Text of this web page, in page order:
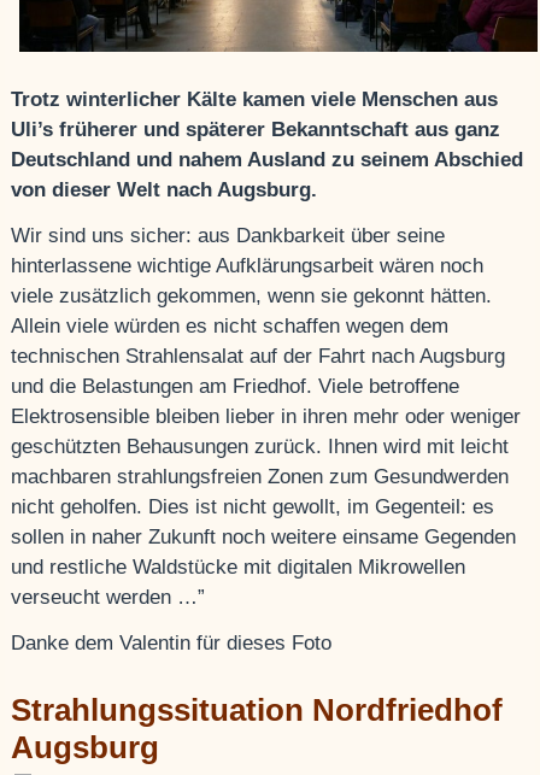
Trotz winterlicher Kälte kamen viele Menschen aus
Uli’s früherer und späterer Bekanntschaft aus ganz
Deutschland und nahem Ausland zu seinem Abschied
von dieser Welt nach Augsburg.
Wir sind uns sicher: aus Dankbarkeit über seine
hinterlassene wichtige Aufklärungsarbeit wären noch
viele zusätzlich gekommen, wenn sie gekonnt hätten.
Allein viele würden es nicht schaffen wegen dem
technischen Strahlensalat auf der Fahrt nach Augsburg
und die Belastungen am Friedhof. Viele betroffene
Elektrosensible bleiben lieber in ihren mehr oder weniger
geschützten Behausungen zurück. Ihnen wird mit leicht
machbaren strahlungsfreien Zonen zum Gesundwerden
nicht geholfen. Dies ist nicht gewollt, im Gegenteil: es
sollen in naher Zukunft noch weitere einsame Gegenden
und restliche Waldstücke mit digitalen Mikrowellen
verseucht werden …”
Danke dem Valentin für dieses Foto
Strahlungssituation Nordfriedhof
Augsburg